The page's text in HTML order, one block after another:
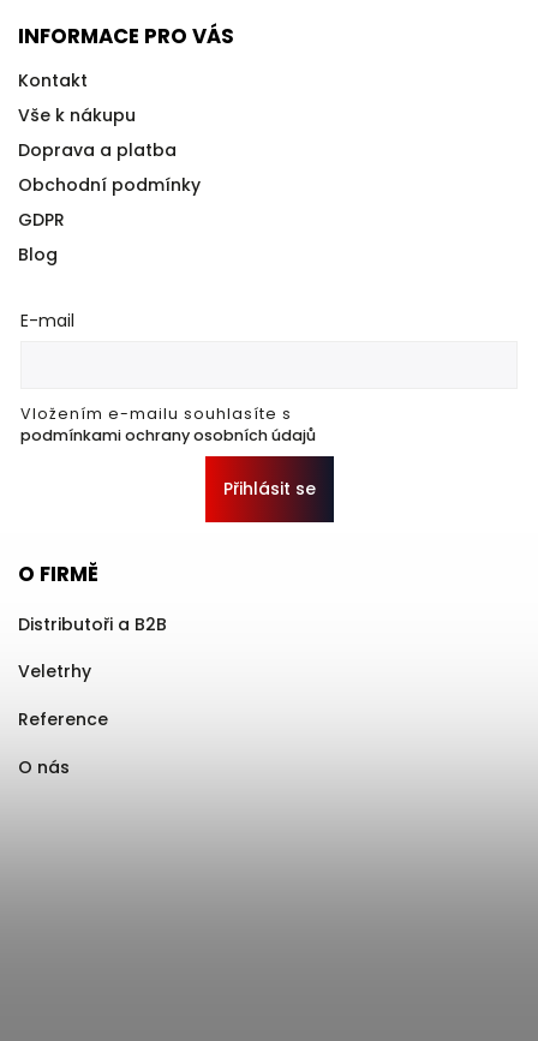
INFORMACE PRO VÁS
Kontakt
Vše k nákupu
Doprava a platba
Obchodní podmínky
GDPR
Blog
E-mail
Vložením e-mailu souhlasíte s
podmínkami ochrany osobních údajů
Přihlásit se
O FIRMĚ
Distributoři a B2B
Veletrhy
Reference
O nás